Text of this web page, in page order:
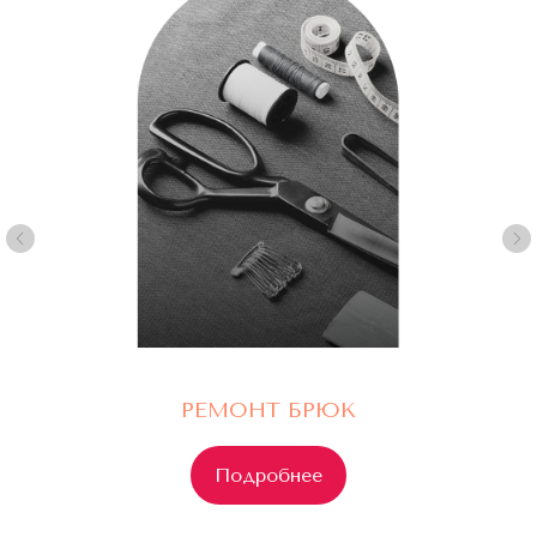
РЕМОНТ БРЮК
Подробнее
Политикой конфиденциальности
Оставить заявку